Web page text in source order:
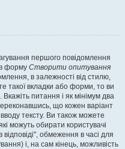
першого повідомлення
в форму Створити опитування
в залежності від стилю,
такої вкладки або форми, то ви
питання і як мінімум два
що кожен варіант
тексту. Ви також можете
можуть обирати користувачі
обмеження в часі для
і, на сам кінець, можливість